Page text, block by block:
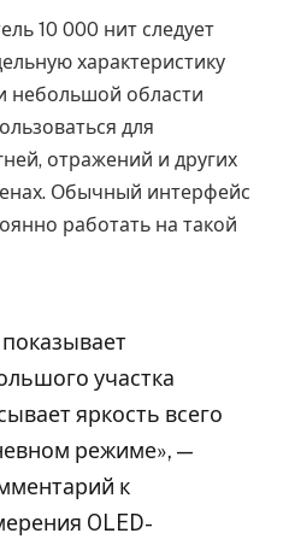
10 000 нит следует
характеристику
небольшой области
для
отражений и других
Обычный интерфейс
работать на такой
участка
яркость всего
режиме», —
к
OLED-